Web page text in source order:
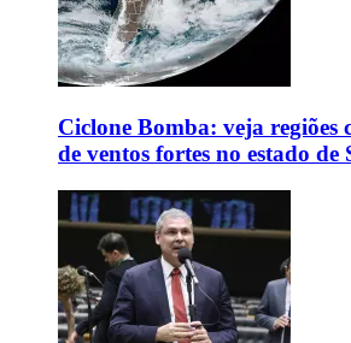
Ciclone Bomba: veja regiões
de ventos fortes no estado de